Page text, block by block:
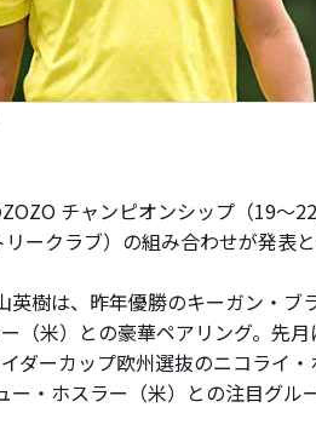
チャンピオンシップ（19～
ークラブ）の組み合わせが発表と
樹は、昨年優勝のキーガン・ブ
（米）との豪華ペアリング。先
ダーカップ欧州選抜のニコライ
・ホスラー（米）との注目グル